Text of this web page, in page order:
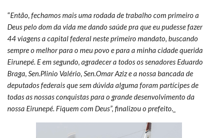
“Então, fechamos mais uma rodada de trabalho com primeiro a
Deus pelo dom da vida me dando saúde pra que eu pudesse fazer
44 viagens a capital federal neste primeiro mandato, buscando
sempre o melhor para o meu povo e para a minha cidade querida
Eirunepé. E em segundo, agradecer a todos os senadores Eduardo
Braga, Sen.Plinio Valério, Sen.Omar Aziz e a nossa bancada de
deputados federais que sem dúvida alguma foram partícipes de
todas as nossas conquistas para o grande desenvolvimento da
nossa Eirunepé. Fiquem com Deus”, finalizou o prefeito._